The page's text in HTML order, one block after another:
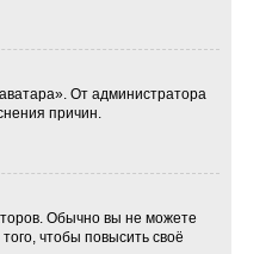
От администратора
причин.
Обычно вы не можете
чтобы повысить своё